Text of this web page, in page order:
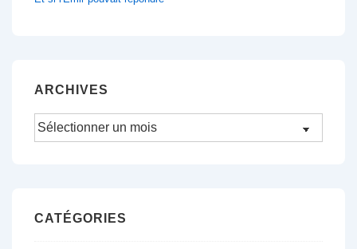
ARCHIVES
Archives
CATÉGORIES